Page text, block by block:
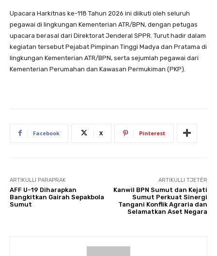
Upacara Harkitnas ke-118 Tahun 2026 ini diikuti oleh seluruh
pegawai di lingkungan Kementerian ATR/BPN, dengan petugas
upacara berasal dari Direktorat Jenderal SPPR. Turut hadir dalam
kegiatan tersebut Pejabat Pimpinan Tinggi Madya dan Pratama di
lingkungan Kementerian ATR/BPN, serta sejumlah pegawai dari
Kementerian Perumahan dan Kawasan Permukiman (PKP).
Facebook X Pinterest
ARTIKULLI PARAPRAK
AFF U-19 Diharapkan
Bangkitkan Gairah Sepakbola
Sumut
ARTIKULLI TJETËR
Kanwil BPN Sumut dan Kejati
Sumut Perkuat Sinergi
Tangani Konflik Agraria dan
Selamatkan Aset Negara